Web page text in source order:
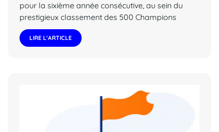
pour la sixième année consécutive, au sein du
prestigieux classement des 500 Champions
LIRE L'ARTICLE